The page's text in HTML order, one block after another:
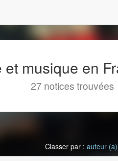
musique en
27 notices trouvées
Classer par :auteur (a)